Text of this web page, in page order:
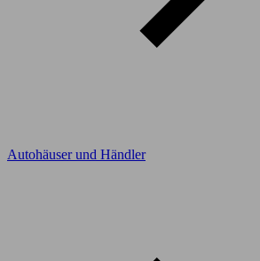
Autohäuser und Händler